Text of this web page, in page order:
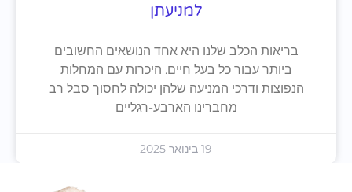
למניעתן
בריאות הכלב שלנו היא אחד הנושאים החשובים
ביותר עבור כל בעל חיים. היכרות עם המחלות
הנפוצות ודרכי המניעה שלהן יכולה לחסוך סבל רב
מחברינו הארבע-רגליים
19 בינואר 2025